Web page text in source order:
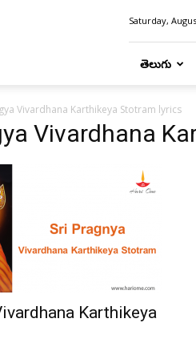
Saturday,
తెలుగు
Vivardhana Karthikeya Stotram lyrics
Vivardhana
Karthikeya